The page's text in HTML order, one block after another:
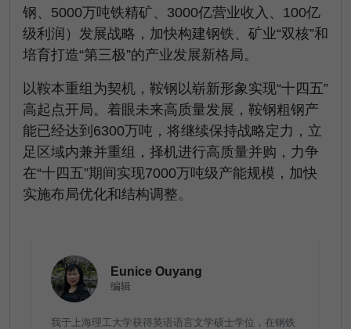
钢、5000万吨铁精矿、3000亿营业收入、100亿
级利润）发展战略，加快构建钢铁、矿业“双核”和
培育打造“第三极”的产业发展新格局。
以鞍本重组为契机，鞍钢以崭新形象实现“十四五”
高起点开局。着眼未来高质量发展，鞍钢粗钢产
能已经达到6300万吨，将继续保持战略定力，立
足区域内兼并重组，择机进行高质量并购，力争
在“十四五”期间实现7000万吨级产能规模，加快
实施布局优化和结构调整。
Eunice Ouyang
编辑
我于上海理工大学获得英语语言文学硕士学位，在钢铁